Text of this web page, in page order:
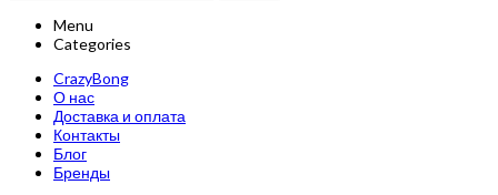
Menu
Categories
CrazyBong
О нас
Доставка и оплата
Контакты
Блог
Бренды